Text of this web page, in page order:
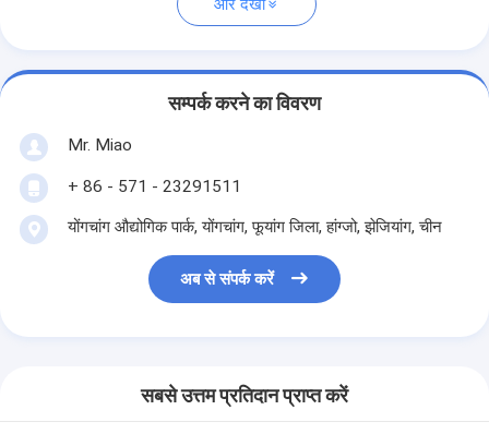
और देखो
सम्पर्क करने का विवरण
Mr. Miao
+ 86 - 571 - 23291511
योंगचांग औद्योगिक पार्क, योंगचांग, ​​फूयांग जिला, हांग्जो, झेजियांग, चीन
अब से संपर्क करें
सबसे उत्तम प्रतिदान प्राप्त करें